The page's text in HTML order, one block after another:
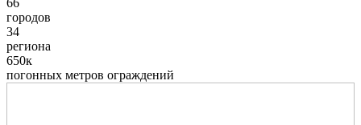
городов
34
региона
650к
погонных метров ограждений